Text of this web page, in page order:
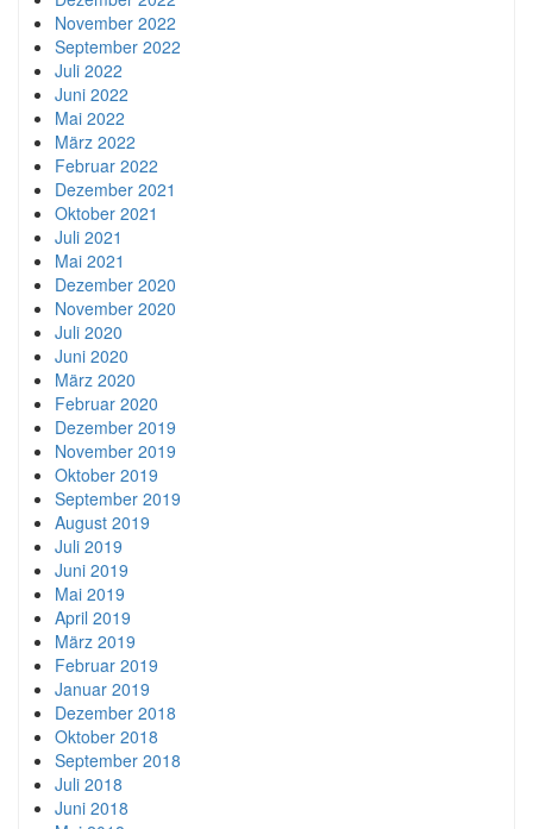
November 2022
September 2022
Juli 2022
Juni 2022
Mai 2022
März 2022
Februar 2022
Dezember 2021
Oktober 2021
Juli 2021
Mai 2021
Dezember 2020
November 2020
Juli 2020
Juni 2020
März 2020
Februar 2020
Dezember 2019
November 2019
Oktober 2019
September 2019
August 2019
Juli 2019
Juni 2019
Mai 2019
April 2019
März 2019
Februar 2019
Januar 2019
Dezember 2018
Oktober 2018
September 2018
Juli 2018
Juni 2018